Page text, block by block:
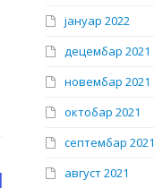
јануар 2022
децембар 2021
новембар 2021
октобар 2021
септембар 2021
август 2021